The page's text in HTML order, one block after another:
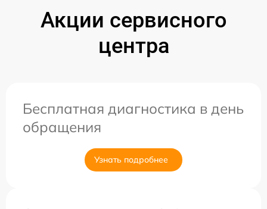
Акции сервисного
центра
Бесплатная диагностика в день
обращения
Узнать подробнее